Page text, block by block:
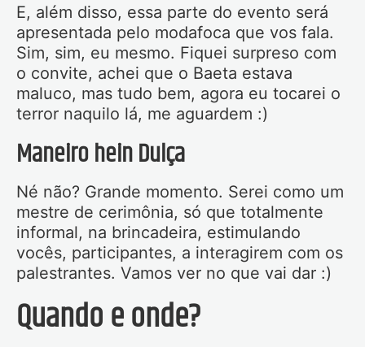
E, além disso, essa parte do evento será
apresentada pelo modafoca que vos fala.
Sim, sim, eu mesmo. Fiquei surpreso com
o convite, achei que o Baeta estava
maluco, mas tudo bem, agora eu tocarei o
terror naquilo lá, me aguardem :)
Maneiro hein Dulça
Né não? Grande momento. Serei como um
mestre de cerimônia, só que totalmente
informal, na brincadeira, estimulando
vocês, participantes, a interagirem com os
palestrantes. Vamos ver no que vai dar :)
Quando e onde?